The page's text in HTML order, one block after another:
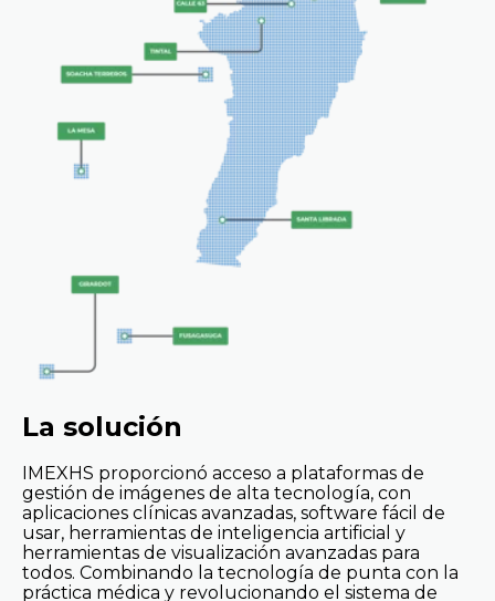
La solución
IMEXHS proporcionó acceso a plataformas de
gestión de imágenes de alta tecnología, con
aplicaciones clínicas avanzadas, software fácil de
usar, herramientas de inteligencia artificial y
herramientas de visualización avanzadas para
todos. Combinando la tecnología de punta con la
práctica médica y revolucionando el sistema de